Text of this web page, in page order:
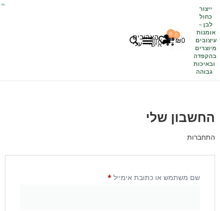
ייצור
כחול
לבן –
אומנות
עיצובים
מיוצרים
בהקפדה
ובאיכות
גבוהה
₪0
0 האהובים
עלי
0
אזור
אישי
החשבון שלי
התחברות
שם משתמש או כתובת אימייל *